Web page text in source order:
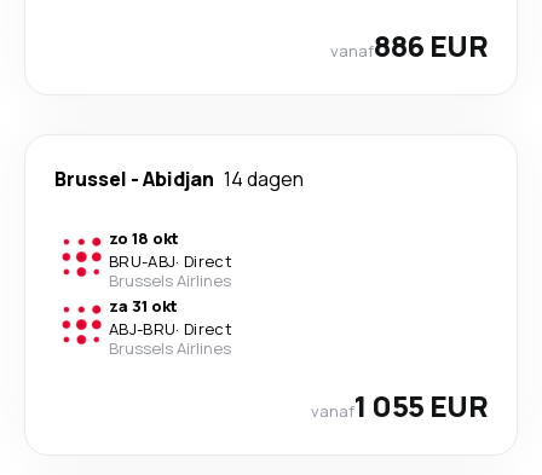
vanaf886 EUR
Brussel -Abidjan 14 dagen
zo 18 okt
BRU-ABJ· Direct
Brussels Airlines
za 31 okt
ABJ-BRU· Direct
Brussels Airlines
vanaf1 055 EUR